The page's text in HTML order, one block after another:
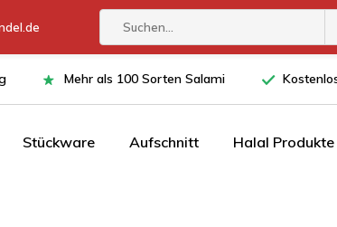
Mehr als 100 Sorten Salami
Stückware Aufschnitt Halal Produkte